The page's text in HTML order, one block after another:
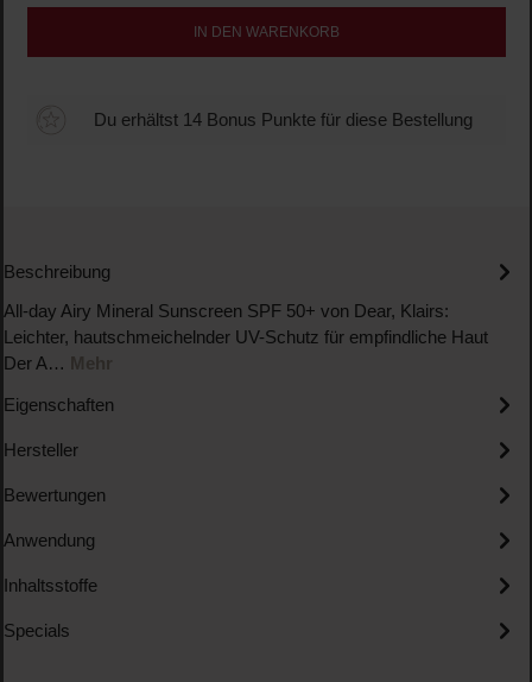
IN DEN WARENKORB
Du erhältst 14 Bonus Punkte für diese Bestellung
Beschreibung
All-day Airy Mineral Sunscreen SPF 50+ von Dear, Klairs:
Leichter, hautschmeichelnder UV-Schutz für empfindliche Haut
Der A… Mehr
Eigenschaften
Hersteller
Bewertungen
Anwendung
Inhaltsstoffe
Specials